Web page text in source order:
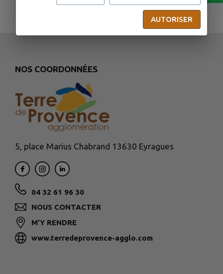
NOS COORDONNÉES
5, place Marius Chabrand 13630 Eyragues
04 32 61 96 30
NOUS CONTACTER
M'Y RENDRE
www.terredeprovence-agglo.com
AUTORISER